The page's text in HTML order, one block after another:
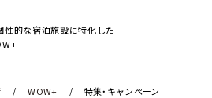
性的な宿泊施設に特化した
WOW+ 特集・キャンペーン